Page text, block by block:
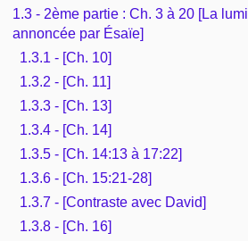
Mariage, famille
Sujets de A à Z
1.3 - 2ème partie : Ch. 3 à 20 [La
annoncée par Ésaïe]
1.3.1 - [Ch. 10]
1.3.2 - [Ch. 11]
1.3.3 - [Ch. 13]
1.3.4 - [Ch. 14]
1.3.5 - [Ch. 14:13 à 17:22]
1.3.6 - [Ch. 15:21-28]
1.3.7 - [Contraste avec David]
1.3.8 - [Ch. 16]